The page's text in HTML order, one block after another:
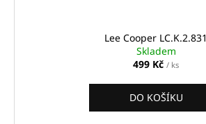
Lee Cooper LC.K.2.831
Skladem
499 Kč / ks
DO KOŠÍKU